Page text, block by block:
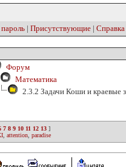
| Присутствующие | Справка
Форум
Математика
2.3.2 Задачи Коши и краевые
7 8 9 10 11 12 13 ]
attention paradise